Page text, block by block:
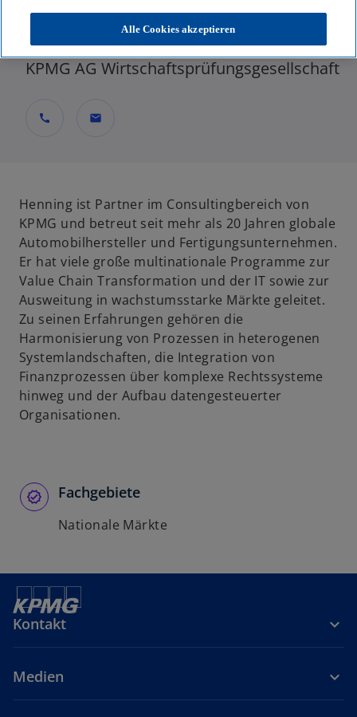
Partner, Consulting, Technology
Transformation
KPMG AG Wirtschaftsprüfungsgesellschaft
call mail
Henning ist Partner im Consultingbereich von
KPMG und betreut seit mehr als 20 Jahren globale
Automobilhersteller und Fertigungsunternehmen.
Er hat viele große multinationale Programme zur
Value Chain Transformation und der IT sowie zur
Ausweitung in wachstumsstarke Märkte geleitet.
Zu seinen Erfahrungen gehören die
Harmonisierung von Prozessen in heterogenen
Systemlandschaften, die Integration von
Finanzprozessen über komplexe Rechtssysteme
hinweg und der Aufbau datengesteuerter
Organisationen.
Fachgebiete
Nationale Märkte
Kontakt
Medien
Alle Cookies akzeptieren